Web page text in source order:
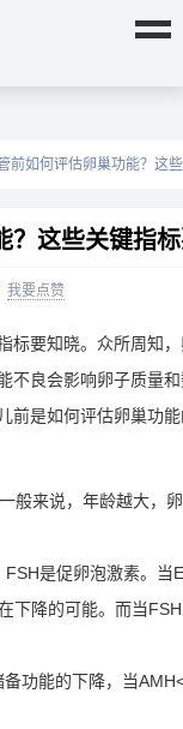
前如何评估卵巢功能？这
？这些关键指
我要点赞
标要知晓。众所周知
不良会影响卵子质量
前是如何评估卵巢功
般来说，年龄越大，
是促卵泡激素。当
下降的可能。而当
功能的下降，当